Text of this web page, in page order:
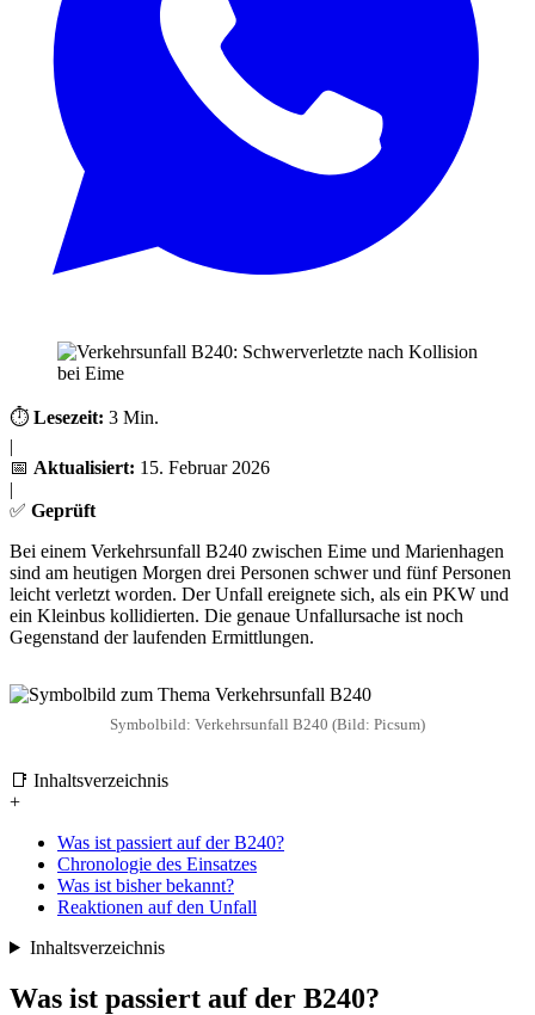
⏱️ Lesezeit: 3 Min.
|
📅 Aktualisiert: 15. Februar 2026
|
✅ Geprüft
Bei einem Verkehrsunfall B240 zwischen Eime und Marienhagen
sind am heutigen Morgen drei Personen schwer und fünf Personen
leicht verletzt worden. Der Unfall ereignete sich, als ein PKW und
ein Kleinbus kollidierten. Die genaue Unfallursache ist noch
Gegenstand der laufenden Ermittlungen.
Symbolbild: Verkehrsunfall B240 (Bild: Picsum)
📑 Inhaltsverzeichnis
+
Was ist passiert auf der B240?
Chronologie des Einsatzes
Was ist bisher bekannt?
Reaktionen auf den Unfall
Inhaltsverzeichnis
Was ist passiert auf der B240?